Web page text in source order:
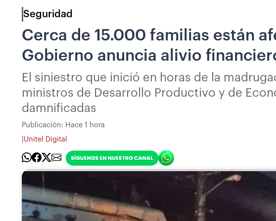
Seguridad
Cerca de 15.000 familias están
Gobierno anuncia alivio
El siniestro que inició en horas de la
ministros de Desarrollo Productivo y de
damnificadas
Publicación: Hace 1 hora
Unitel Digital